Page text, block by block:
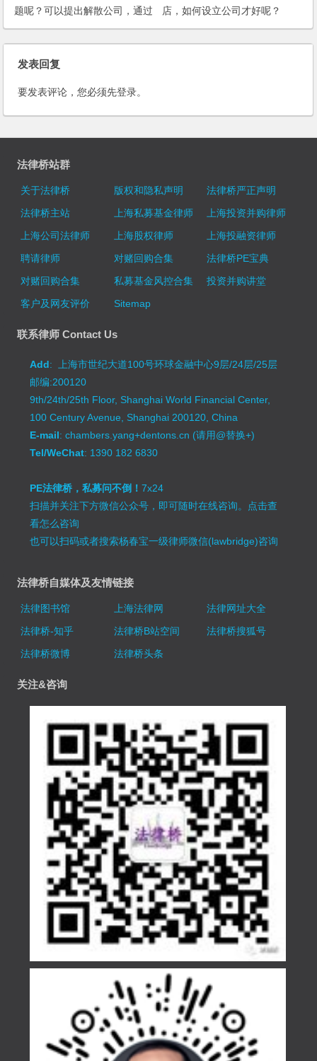
题呢？可以提出解散公司，通过
审计和资产评估来清算资产吗？
店，如何设立公司才好呢？
发表回复
要发表评论，您必须先登录。
法律桥站群
关于法律桥 版权和隐私声明
法律桥严正声明
法律桥主站
上海私募基金律师
上海投资并购律师
上海公司法律师
上海股权律师
上海投融资律师
聘请律师
对赌回购合集
法律桥PE宝典
对赌回购合集
私募基金风控合集
投资并购讲堂
客户及网友评价
Sitemap
联系律师 Contact Us
Add: 上海市世纪大道100号环球金融中心9层/24层/25层
邮编:200120
9th/24th/25th Floor, Shanghai World Financial Center,
100 Century Avenue, Shanghai 200120, China
E-mail: chambers.yang+dentons.cn (请用@替换+)
Tel/WeChat: 1390 182 6830
PE法律桥，私募问不倒！7x24
扫描并关注下方微信公众号，即可随时在线咨询。 点击查
看怎么咨询
也可以扫码或者搜索杨春宝一级律师微信(lawbridge)咨询
法律桥自媒体及友情链接
法律图书馆 上海法律网
法律网址大全
法律桥-知乎
法律桥B站空间
法律桥搜狐号
法律桥微博
法律桥头条
关注&咨询